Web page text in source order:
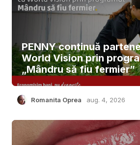
PENNY continuă
World Vision prin
„Mândru să fiu fermier”
Romanita Oprea aug. 4, 2026